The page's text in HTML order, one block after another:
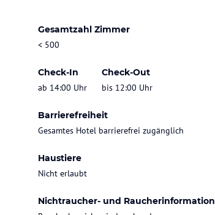
Gesamtzahl Zimmer
< 500
Check-In
ab 14:00 Uhr
Check-Out
bis 12:00 Uhr
Barrierefreiheit
Gesamtes Hotel barrierefrei zugänglich
Haustiere
Nicht erlaubt
Nichtraucher- und Raucherinformation